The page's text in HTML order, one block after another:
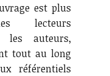
est plus
lecteurs
les auteurs,
tout au long
référentiels